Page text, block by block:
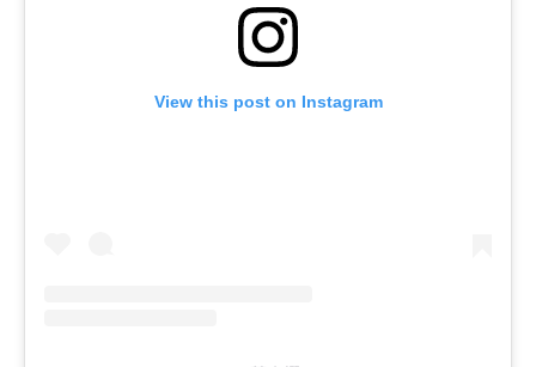
View this post on Instagram